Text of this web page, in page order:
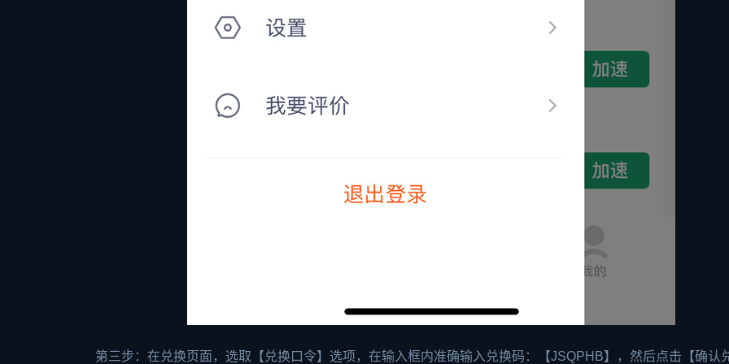
第三步：在兑换页面，选取【兑换口令】选项，在输入框内准确输入兑换码：【JSQPHB】，然后点击【确认